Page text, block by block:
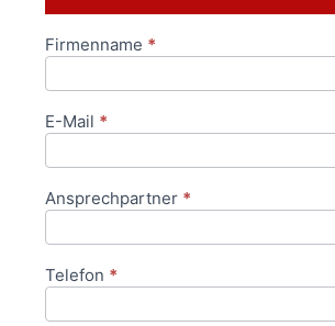
Anfrageformular
Firmenname *
E-Mail *
Ansprechpartner *
Telefon *